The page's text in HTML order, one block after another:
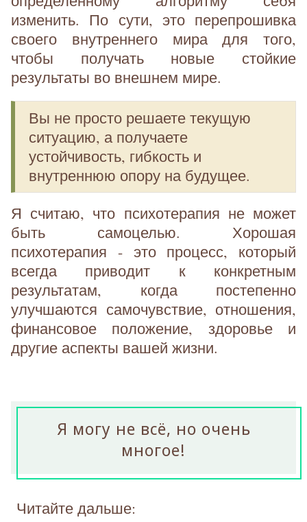
изменить. По сути, это перепрошивка
своего внутреннего мира для того,
чтобы получать новые стойкие
результаты во внешнем мире.
Вы не просто решаете текущую
ситуацию, а получаете
устойчивость, гибкость и
внутреннюю опору на будущее.
Я считаю, что психотерапия не может
быть самоцелью. Хорошая
психотерапия - это процесс, который
всегда приводит к конкретным
результатам, когда постепенно
улучшаются самочувствие, отношения,
финансовое положение, здоровье и
другие аспекты вашей жизни.
Я могу не всё, но очень
многое!
Читайте дальше: